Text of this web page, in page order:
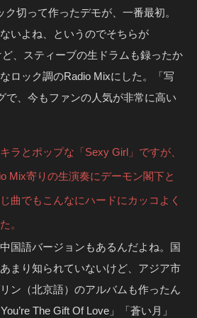
切って作ったデモが、一番最初。
いよね、というのでそちらが
、スティーブの生ドラムも録ったか
ロック調のRadio Mixにした。「写
で、今もファンの人気が非常に高い
ラとポップな「Sexy Girl」ですが、
Mix寄りの生演奏にデーモン閣下と
曲でもこんなにハードにカッコよく
。
国語バージョンもあるんだよね。国
まり知られていないけど、アジア市
ン（北京語）のアルバムも作ったん
The Gift Of Love」「蒼い月」